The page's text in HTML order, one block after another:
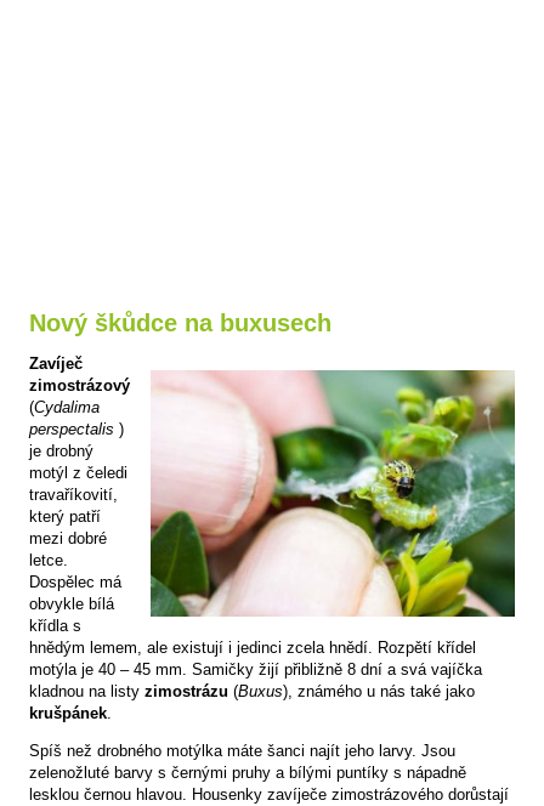
Nový škůdce na buxusech
Zavíječ
zimostrázový
(Cydalima
perspectalis )
je drobný
motýl z čeledi
travaříkovití,
který patří
mezi dobré
letce.
Dospělec má
obvykle bílá
křídla s
hnědým lemem, ale existují i jedinci zcela hnědí. Rozpětí křídel
motýla je 40 – 45 mm. Samičky žijí přibližně 8 dní a svá vajíčka
kladnou na listy zimostrázu (Buxus), známého u nás také jako
krušpánek.
Spíš než drobného motýlka máte šanci najít jeho larvy. Jsou
zelenožluté barvy s černými pruhy a bílými puntíky s nápadně
lesklou černou hlavou. Housenky zavíječe zimostrázového dorůstají